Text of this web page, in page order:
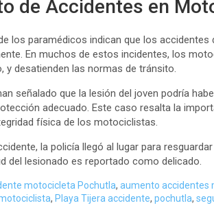
de Accidentes en
los paramédicos indican que los
En muchos de estos incidentes, los
y desatienden las normas de tránsito.
señalado que la lesión del joven podría
adecuado. Este caso resalta la
física de los motociclistas.
la policía llegó al lugar para
del lesionado es reportado como delicado.
motocicleta Pochutla, aumento accidentes
, Playa Tijera accidente, pochutla,